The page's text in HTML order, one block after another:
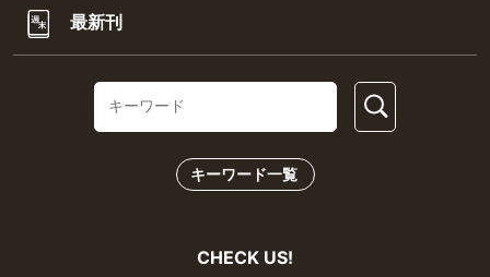
最新刊
キーワード一覧
CHECK US!